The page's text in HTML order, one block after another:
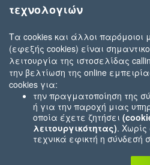
τεχνολογιών
Τα cookies και άλλοι παρόμοιοι
(εφεξής cookies) είναι
λειτουργία της ιστοσελίδας
την βελτίωση της online
cookies για:
την πραγματοποίηση της
ή για την παροχή μιας
οποία έχετε ζητήσει
λειτουργικότητας). Χωρίς
τεχνικά εφικτή η σύνδεσή
που εσείς μας ζητήσατε